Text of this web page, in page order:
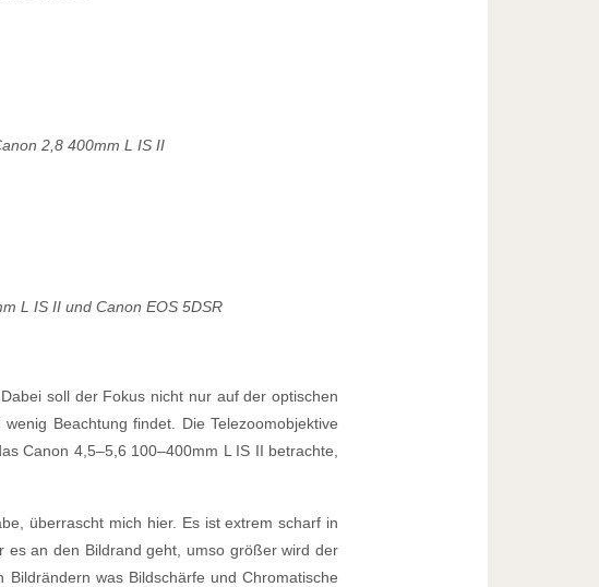
2,8 400mm L IS II
L IS II und Canon EOS 5DSR
soll der Fokus nicht nur auf der optischen
Beachtung findet. Die Telezoomobjektive
Canon 4,5–5,6 100–400mm L IS II betrachte,
überrascht mich hier. Es ist extrem scharf in
es an den Bildrand geht, umso größer wird der
was Bildschärfe und Chromatische